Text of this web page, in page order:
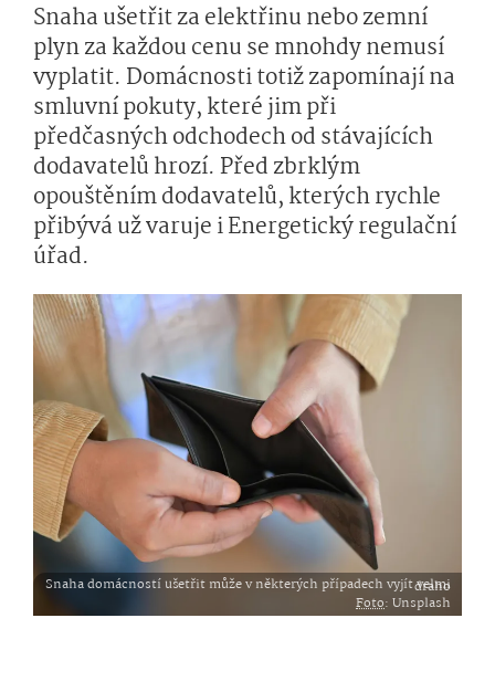
Snaha ušetřit za elektřinu nebo zemní
plyn za každou cenu se mnohdy nemusí
vyplatit. Domácnosti totiž zapomínají na
smluvní pokuty, které jim při
předčasných odchodech od stávajících
dodavatelů hrozí. Před zbrklým
opouštěním dodavatelů, kterých rychle
přibývá už varuje i Energetický regulační
úřad.
Snaha domácností ušetřit může v některých případech vyjít velmi draho
Foto: Unsplash